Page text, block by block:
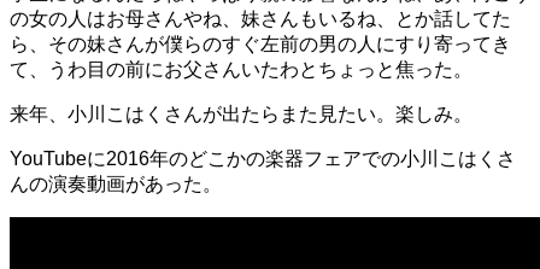
の女の人はお母さんやね、妹さんもいるね、とか話してた
ら、その妹さんが僕らのすぐ左前の男の人にすり寄ってき
て、うわ目の前にお父さんいたわとちょっと焦った。
来年、小川こはくさんが出たらまた見たい。楽しみ。
YouTubeに2016年のどこかの楽器フェアでの小川こはくさ
んの演奏動画があった。